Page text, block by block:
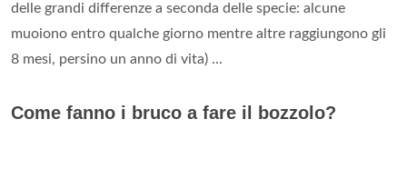
delle grandi differenze a seconda delle specie: alcune
muoiono entro qualche giorno mentre altre raggiungono gli
8 mesi, persino un anno di vita) ...
Come fanno i bruco a fare il bozzolo?